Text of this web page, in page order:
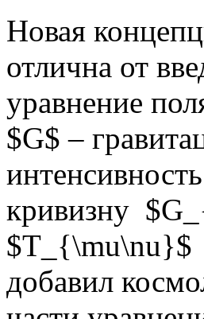
Новая
отлична от
уравнение
$G$ –
кривизну
$T_{\mu\nu}$
добавил